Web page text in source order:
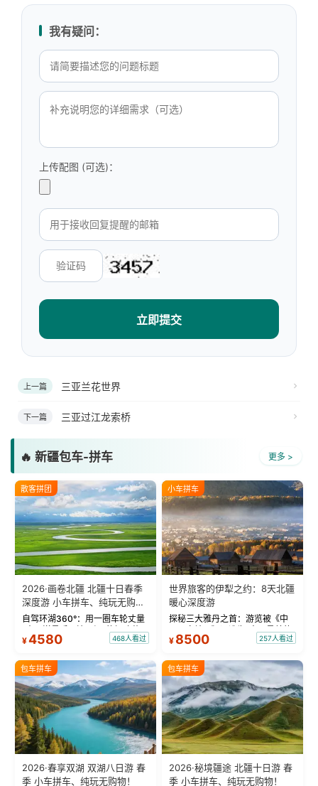
我有疑问：
上传配图 (可选)：
立即提交
上一篇 三亚兰花世界
下一篇 三亚过江龙索桥
🔥 新疆包车-拼车 更多 >
散客拼团
2026·画卷北疆 北疆十日春季
深度游 小车拼车、纯玩无购
物！
自驾环湖360°：用一圈车轮丈量
“大西洋最后一滴眼泪”的极致蔚
蓝。 赛湖旅拍：甄选多款风格服
绝美瞬间。 赛湖坦克300跟车视
频：专业摄影师...
¥4580 468人看过
小车拼车
世界旅客的伊犁之约：8天北疆
暖心深度游
探秘三大雅丹之首：游览被《中
国国家地理》评选为“中国最美的
三大雅丹”第一名的克拉玛依魔鬼
瓦人最大村落——禾木村，欣赏
晨雾与小木...
¥ 8500 257人看过
包车拼车
2026·春享双湖 双湖八日游 春
季 小车拼车、纯玩无购物！
包车拼车
2026·秘境疆途 北疆十日游 春
季 小车拼车、纯玩无购物！